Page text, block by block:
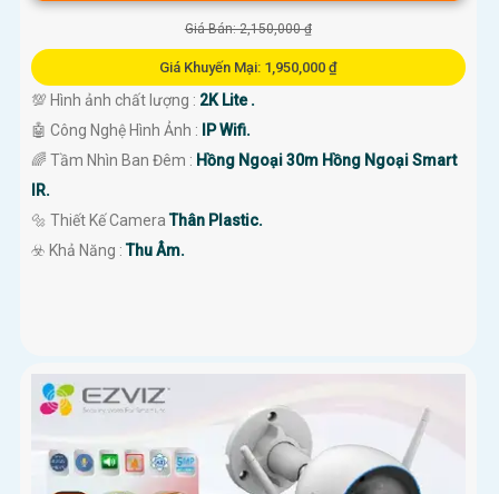
Giá Bán: 2,150,000 ₫
Giá Khuyến Mại: 1,950,000 ₫
💯 Hình ảnh chất lượng : 2K Lite .
🤖️ Công Nghệ Hình Ảnh : IP Wifi.
🌈 Tầm Nhìn Ban Đêm : Hồng Ngoại 30m Hồng Ngoại Smart
IR.
🔩 Thiết Kế CameraThân Plastic.
️☣️ Khả Năng :Thu Âm.